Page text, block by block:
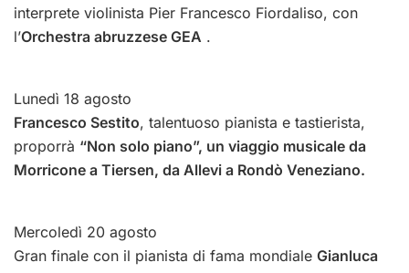
interprete violinista Pier Francesco Fiordaliso, con
l’Orchestra abruzzese GEA .
Lunedì 18 agosto
Francesco Sestito, talentuoso pianista e tastierista,
proporrà “Non solo piano”, un viaggio musicale da
Morricone a Tiersen, da Allevi a Rondò Veneziano.
Mercoledì 20 agosto
Gran finale con il pianista di fama mondiale Gianluca